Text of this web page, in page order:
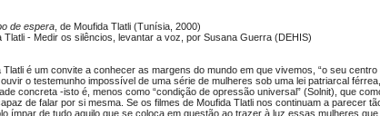
de espera , de Moufida Tlatli (Tunísia, 2000)
Tlatli - Medir os silêncios, levantar a voz, por Susana Guerra (DEHIS)
Tlatli é um convite a conhecer as margens do mundo em que vivemos, “o seu centro
ouvir o testemunho impossível de uma série de mulheres sob uma lei patriarcal
concreta -isto é, menos como “condição de opressão universal” (Solnit) , que
de falar por si mesma. Se os filmes de Moufida Tlatli nos continuam a parecer
ímpar de tudo aquilo que se coloca em questão ao trazer à luz essas mulheres